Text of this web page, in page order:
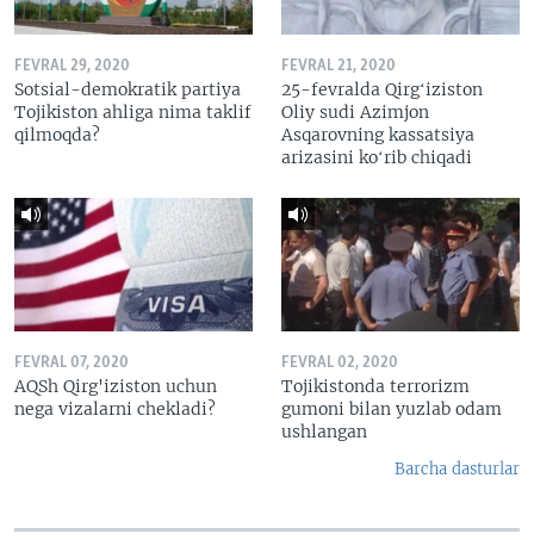
FEVRAL 29, 2020
Sotsial-demokratik partiya
Tojikiston ahliga nima taklif
qilmoqda?
FEVRAL 21, 2020
25-fevralda Qirgʻiziston
Oliy sudi Azimjon
Asqarovning kassatsiya
arizasini koʻrib chiqadi
FEVRAL 07, 2020
AQSh Qirg'iziston uchun
nega vizalarni chekladi?
FEVRAL 02, 2020
Tojikistonda terrorizm
gumoni bilan yuzlab odam
ushlangan
Barcha dasturlar